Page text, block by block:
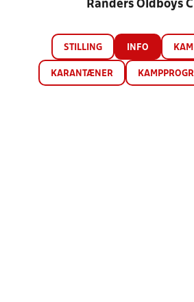
Randers Oldboys C
STILLING INFO
KARANTÆNER